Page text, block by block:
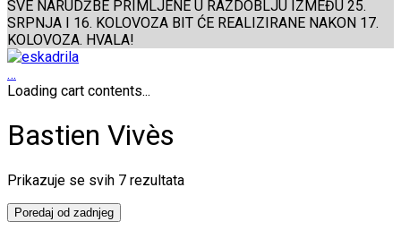
SVE NARUDŽBE PRIMLJENE U RAZDOBLJU IZMEĐU 25.
SRPNJA I 16. KOLOVOZA BIT ĆE REALIZIRANE NAKON 17.
KOLOVOZA. HVALA!
…
Loading cart contents...
Bastien Vivès
Prikazuje se svih 7 rezultataPoredano
Poredaj od zadnjeg